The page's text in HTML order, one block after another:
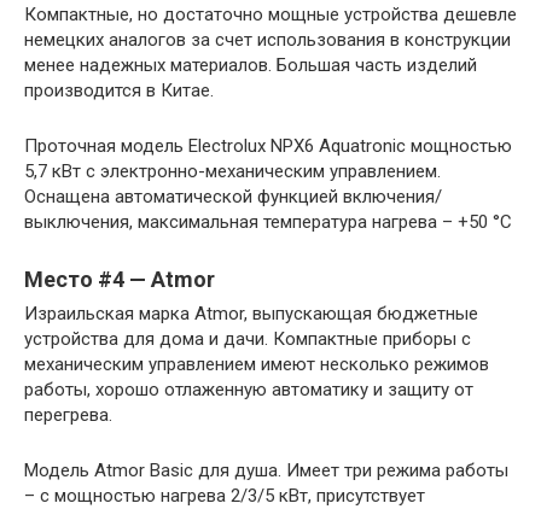
Компактные, но достаточно мощные устройства дешевле
немецких аналогов за счет использования в конструкции
менее надежных материалов. Большая часть изделий
производится в Китае.
Проточная модель Electrolux NPX6 Aquatronic мощностью
5,7 кВт с электронно-механическим управлением.
Оснащена автоматической функцией включения/
выключения, максимальная температура нагрева – +50 °C
Место #4 — Atmor
Израильская марка Atmor, выпускающая бюджетные
устройства для дома и дачи. Компактные приборы с
механическим управлением имеют несколько режимов
работы, хорошо отлаженную автоматику и защиту от
перегрева.
Модель Atmor Basic для душа. Имеет три режима работы
– с мощностью нагрева 2/3/5 кВт, присутствует